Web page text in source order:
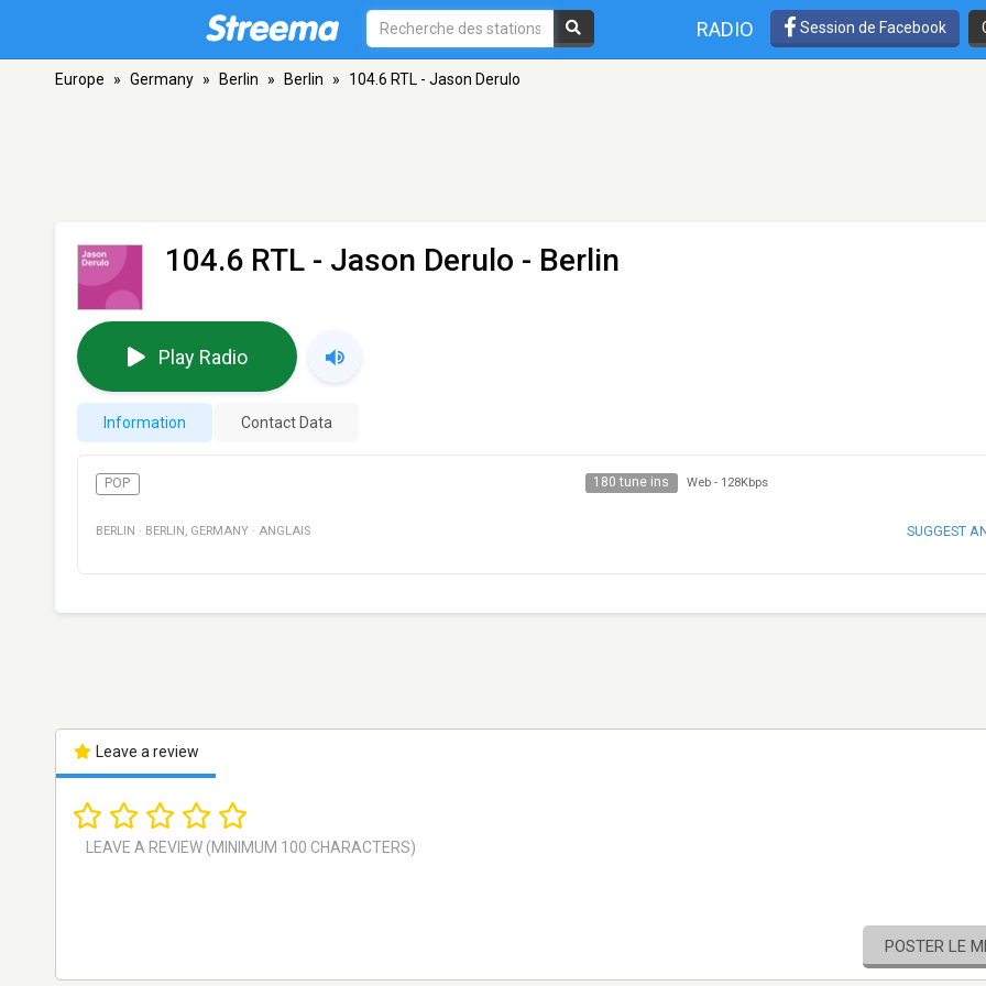
RADIO Session de Facebook
Europe » Germany » Berlin » Berlin » 104.6 RTL - Jason Derulo
104.6 RTL - Jason Derulo - Berlin
Play Radio
Information Contact Data
POP 180 tune ins Web - 128Kbps
BERLIN · BERLIN , GERMANY · ANGLAIS SUGGEST
Leave a review
POSTER LE